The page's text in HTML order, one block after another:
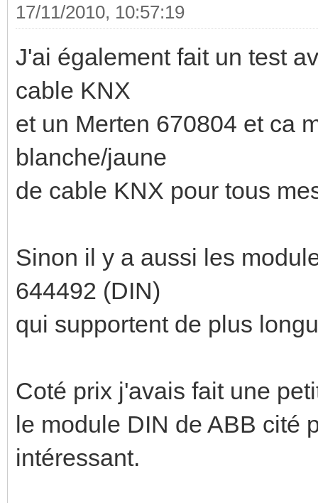
17/11/2010, 10:57:19
J'ai également fait un test
cable KNX
et un Merten 670804 et ca
blanche/jaune
de cable KNX pour tous
Sinon il y a aussi les
644492 (DIN)
qui supportent de plus
Coté prix j'avais fait une
le module DIN de ABB cité
intéressant.